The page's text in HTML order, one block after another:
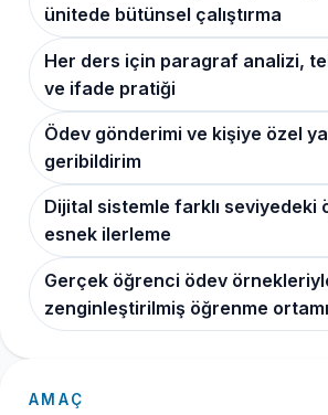
ünitede bütünsel çalıştırma
Her ders için paragraf analizi,
ve ifade pratiği
Ödev gönderimi ve kişiye özel
geribildirim
Dijital sistemle farklı seviyedeki
esnek ilerleme
Gerçek öğrenci ödev
zenginleştirilmiş öğrenme ortamı
AMAÇ